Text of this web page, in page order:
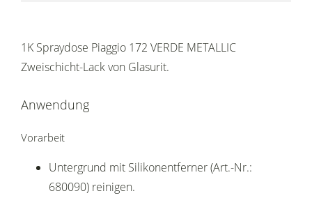
1K Spraydose Piaggio 172 VERDE METALLIC
Zweischicht-Lack von Glasurit.
Anwendung
Vorarbeit
Untergrund mit Silikonentferner (Art.-Nr.:
680090) reinigen.